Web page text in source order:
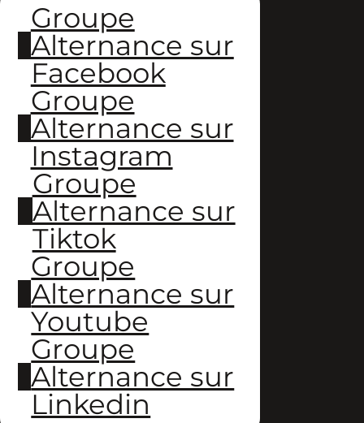
Groupe
Alternance sur
Facebook
Groupe
Alternance sur
Instagram
Groupe
Alternance sur
Tiktok
Groupe
Alternance sur
Youtube
Groupe
Alternance sur
Linkedin